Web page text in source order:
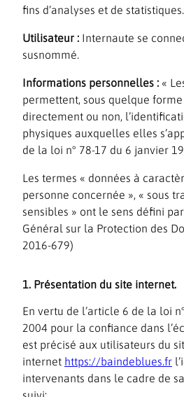
fins d’analyses et de statistiques.
Utilisateur : Internaute se
susnommé.
Informations personnelles : «
permettent, sous quelque forme
directement ou non,
physiques auxquelles elles
de la loi n° 78-17 du 6 janvier
Les termes « données à
personne concernée », « sous
sensibles » ont le sens défini
Général sur la Protection des
2016-679)
1. Présentation du site internet.
En vertu de l’article 6 de la loi
2004 pour la confiance dans
est précisé aux utilisateurs du
internet https://baindeblues.fr
intervenants dans le cadre de